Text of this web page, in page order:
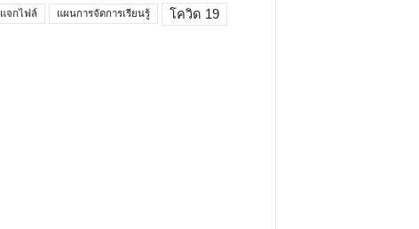
แจกไฟล์ แผนการจัดการเรียนรู้ โควิด 19